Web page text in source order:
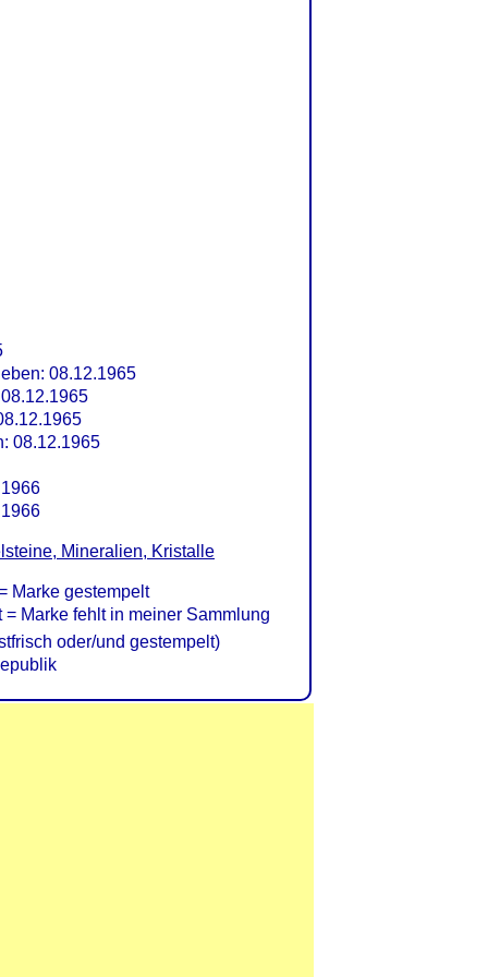
08.12.1965
08.12.1965
Mineralien, Kristalle
Marke gestempelt
= Marke fehlt in meiner Sammlung
oder/und gestempelt)